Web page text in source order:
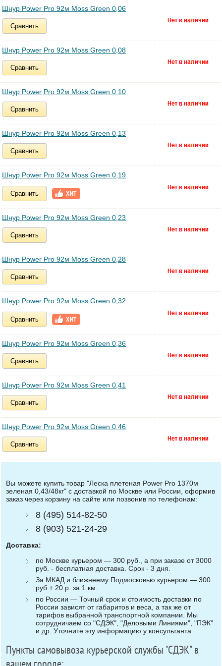
Шнур Power Pro 92м Moss Green 0,06
Сравнить
Шнур Power Pro 92м Moss Green 0,08
Сравнить
Шнур Power Pro 92м Moss Green 0,10
Сравнить
Шнур Power Pro 92м Moss Green 0,13
Сравнить
Шнур Power Pro 92м Moss Green 0,19
Сравнить
Шнур Power Pro 92м Moss Green 0,23
Сравнить
Шнур Power Pro 92м Moss Green 0,28
Сравнить
Шнур Power Pro 92м Moss Green 0,32
Сравнить
Шнур Power Pro 92м Moss Green 0,36
Сравнить
Шнур Power Pro 92м Moss Green 0,41
Сравнить
Шнур Power Pro 92м Moss Green 0,46
Сравнить
Вы можете купить товар "Леска плетеная Power Pro 1370м
зеленая 0,43/48кг" с доставкой по Москве или России, оформив
заказ через корзину на сайте или позвонив по телефонам:
8 (495) 514-82-50
8 (903) 521-24-29
Доставка:
по Москве курьером — 300 руб., а при заказе от 3000
руб. - бесплатная доставка. Срок - 3 дня.
За МКАД и ближнеему Подмосковью курьером — 300
руб.+ 20 р. за 1 км.
по России — Точный срок и стоимость доставки по
России зависят от габаритов и веса, а так же от
тарифов выбранной транспортной компании. Мы
сотрудничаем со "СДЭК", "Деловыми Линиями", "ПЭК"
и др. Уточните эту информацию у консультанта.
Пункты самовывоза курьерской службы "СДЭК" в